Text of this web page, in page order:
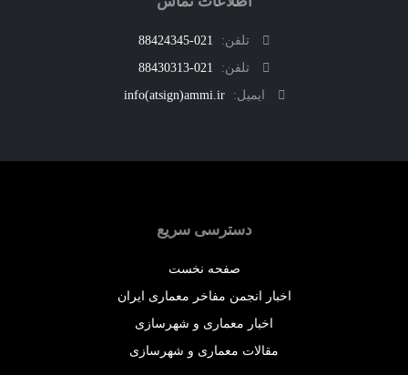
تلفن:
021-88424345
تلفن:
021-88430313
ایمیل:
info(atsign)ammi.ir
دسترسی سریع
صفحه نخست
اخبار انجمن مفاخر معماری ایران
اخبار معماری و شهرسازی
مقالات معماری و شهرسازی